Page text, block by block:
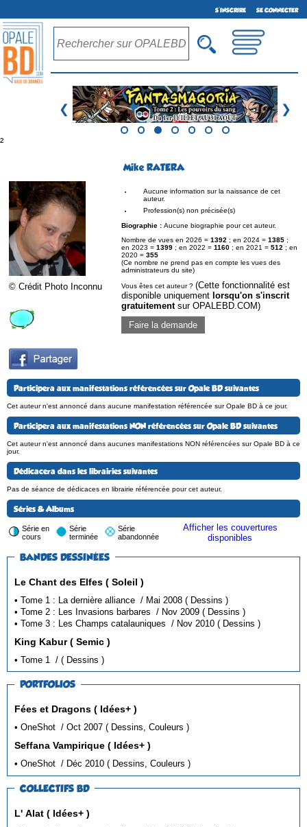
S'INSCRIRE SE CONNECTER
❮ ❯
²
Mike RATERA
© Crédit Photo Inconnu
Aucune information sur la naissance de cet
auteur.
Profession(s) non précisée(s)
Biographie : Aucune biographie pour cet auteur.
Nombre de vues en 2026 = 1392 ; en 2024 = 1385 ;
en 2023 = 1399 ; en 2022 = 1160 ; en 2021 = 512 ; en
2020 = 355
(Ce nombre ne prend pas en compte les vues des
administrateurs du site)
Vous êtes cet auteur ? (Cette fonctionnalité est
disponible uniquement lorsqu'on s'inscrit
gratuitementsur OPALEBD.COM)
Faire la demande
Participera aux manifestations référencées sur Opale BD suivantes
Cet auteur n'est annoncé dans aucune manifestation référencée sur Opale BD à ce jour.
Participera aux manifestations NON référencées sur Opale BD suivantes
Cet auteur n'est annoncé dans aucunes manifestations NON référencées sur Opale BD à ce
jour.
Dédicacera dans les librairies suivantes
Pas de séance de dédicaces en librairie référencée pour cet auteur.
Séries & Albums
Série en
cours
Série
terminée
Série
abandonnée
Afficher les couvertures
disponibles
BANDES DESSINÉES
Le Chant des Elfes ( Soleil )
• Tome 1 : La dernière alliance / Mai 2008 ( Dessins )
• Tome 2 : Les Invasions barbares / Nov 2009 ( Dessins )
• Tome 3 : Les Champs catalauniques / Nov 2010 ( Dessins )
King Kabur ( Semic )
• Tome 1 / ( Dessins )
PORTFOLIOS
Fées et Dragons ( Idées+ )
• OneShot / Oct 2007 ( Dessins, Couleurs )
Seffana Vampirique ( Idées+ )
• OneShot / Déc 2010 ( Dessins, Couleurs )
COLLECTIFS BD
L' Alat ( Idées+ )